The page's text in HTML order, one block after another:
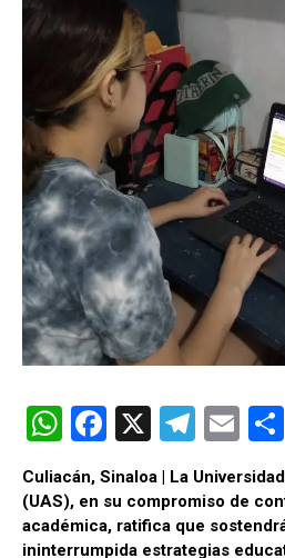
W
at
s
F
ce
b
X
T
e
gr
E
ail
Culiacán, Sinaloa | La
(UAS), en su compromiso de
académica, ratifica que
ininterrumpida estrategias